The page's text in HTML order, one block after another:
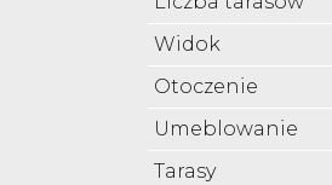
Widok
Otoczenie
Umeblowanie
Tarasy